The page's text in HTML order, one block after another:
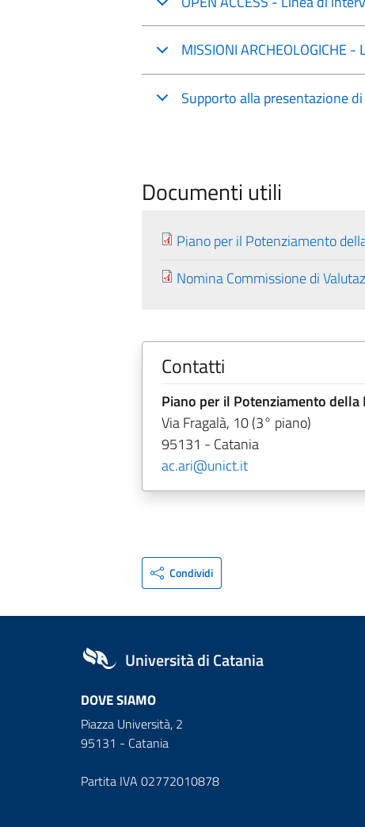
MISSIONI ARCHEOLOGICHE
Supporto alla presentazione
Documenti utili
Piano per il Potenziamento
Nomina Commissione di
Contatti
Piano per il Potenziamento della
Via Fragalà, 10 (3° piano)
95131 - Catania
ac.ari@unict.it
Condividi
Università di Catania
DOVE SIAMO
Piazza Università, 2
95131 - Catania
Partita IVA 02772010878